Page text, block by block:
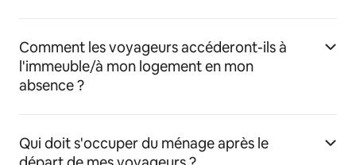
Comment les voyageurs accéderont-ils à
l'immeuble/à mon logement en mon
absence ?
Qui doit s'occuper du ménage après le